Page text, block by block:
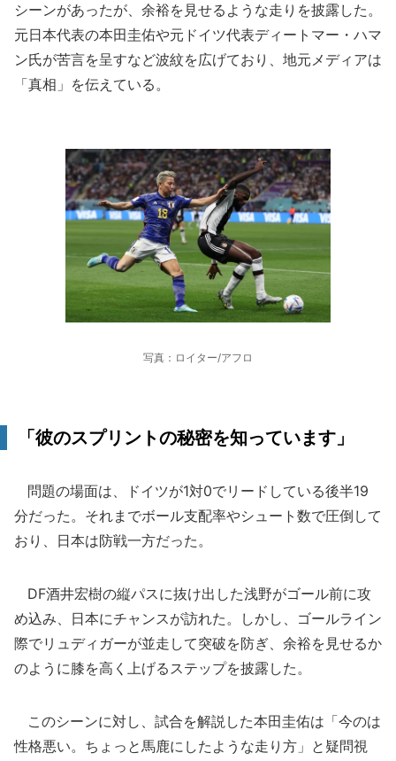
シーンがあったが、余裕を見せるような走りを披露した。
元日本代表の本田圭佑や元ドイツ代表ディートマー・ハマ
ン氏が苦言を呈すなど波紋を広げており、地元メディアは
「真相」を伝えている。
写真：ロイター/アフロ
「彼のスプリントの秘密を知っています」
問題の場面は、ドイツが1対0でリードしている後半19
分だった。それまでボール支配率やシュート数で圧倒して
おり、日本は防戦一方だった。
DF酒井宏樹の縦パスに抜け出した浅野がゴール前に攻
め込み、日本にチャンスが訪れた。しかし、ゴールライン
際でリュディガーが並走して突破を防ぎ、余裕を見せるか
のように膝を高く上げるステップを披露した。
このシーンに対し、試合を解説した本田圭佑は「今のは
性格悪い。ちょっと馬鹿にしたような走り方」と疑問視